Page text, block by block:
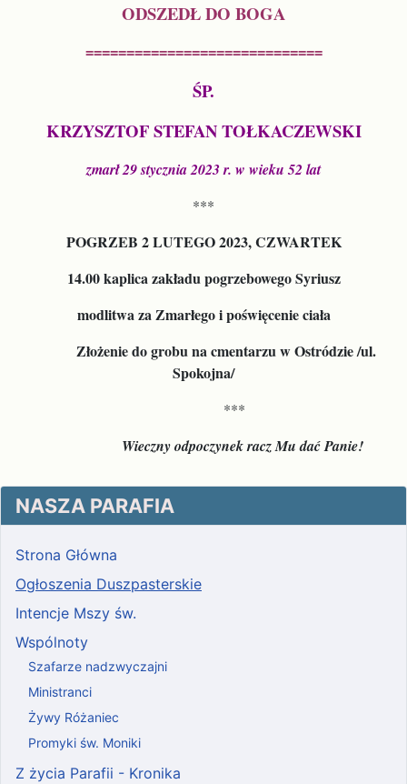
ODSZEDŁ DO BOGA
=============================
ŚP.
KRZYSZTOF STEFAN TOŁKACZEWSKI
zmarł 29 stycznia 2023 r. w wieku 52 lat
***
POGRZEB 2 LUTEGO 2023, CZWARTEK
14.00 kaplica zakładu pogrzebowego Syriusz
modlitwa za Zmarłego i poświęcenie ciała
Złożenie do grobu na cmentarzu w Ostródzie /ul.
Spokojna/
***
Wieczny odpoczynek racz Mu dać Panie!
NASZA PARAFIA
Strona Główna
Ogłoszenia Duszpasterskie
Intencje Mszy św.
Wspólnoty
Szafarze nadzwyczajni
Ministranci
Żywy Różaniec
Promyki św. Moniki
Z życia Parafii - Kronika